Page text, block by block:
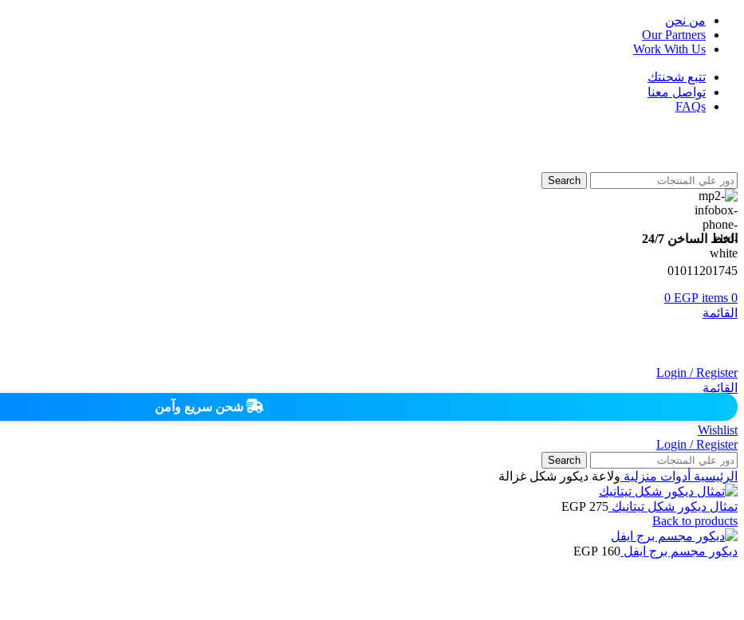
من نحن
Our Partners
Work With Us
تتبع شحنتك
تواصل معنا
FAQs
Search
الخط الساخن 24/7
01011201745
0
items
0 EGP
القائمة
Login / Register
القائمة
شحن سريع وآمن
Wishlist
Login / Register
Search
الرئيسية أدوات منزلية ولاعة ديكور شكل غزالة
تمثال ديكور شكل تيتانيك 275
EGP
Back to products
ديكور مجسم برج ايفل 160
EGP